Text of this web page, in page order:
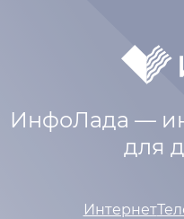
ИнфоЛада —
для
Интернет